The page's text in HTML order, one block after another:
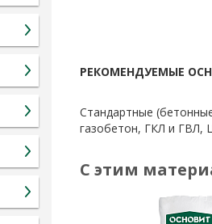
РЕКОМЕНДУЕМЫЕ
Стандартные
газобетон, ГКЛ и ГВЛ,
С этим